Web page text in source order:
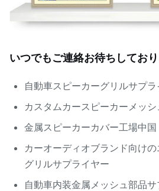
いつでもご連絡お待ちしており
自動車スピーカーグリルサプ
カスタムカースピーカーメッ
金属スピーカーカバー工場中国
カーオーディオブランド向け
グリルサプライヤー
自動車内装金属メッシュ部品